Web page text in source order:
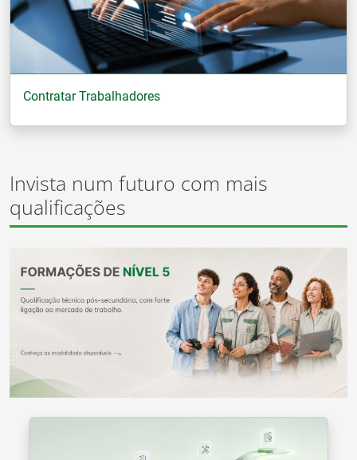
Contratar Trabalhadores
Invista num futuro com mais
qualificações